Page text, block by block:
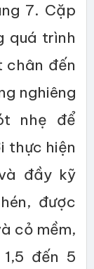
7. Cặp
quá trình
chân đến
nghiêng
nhẹ để
thực hiện
đầy kỹ
được
cỏ mềm,
đến 5